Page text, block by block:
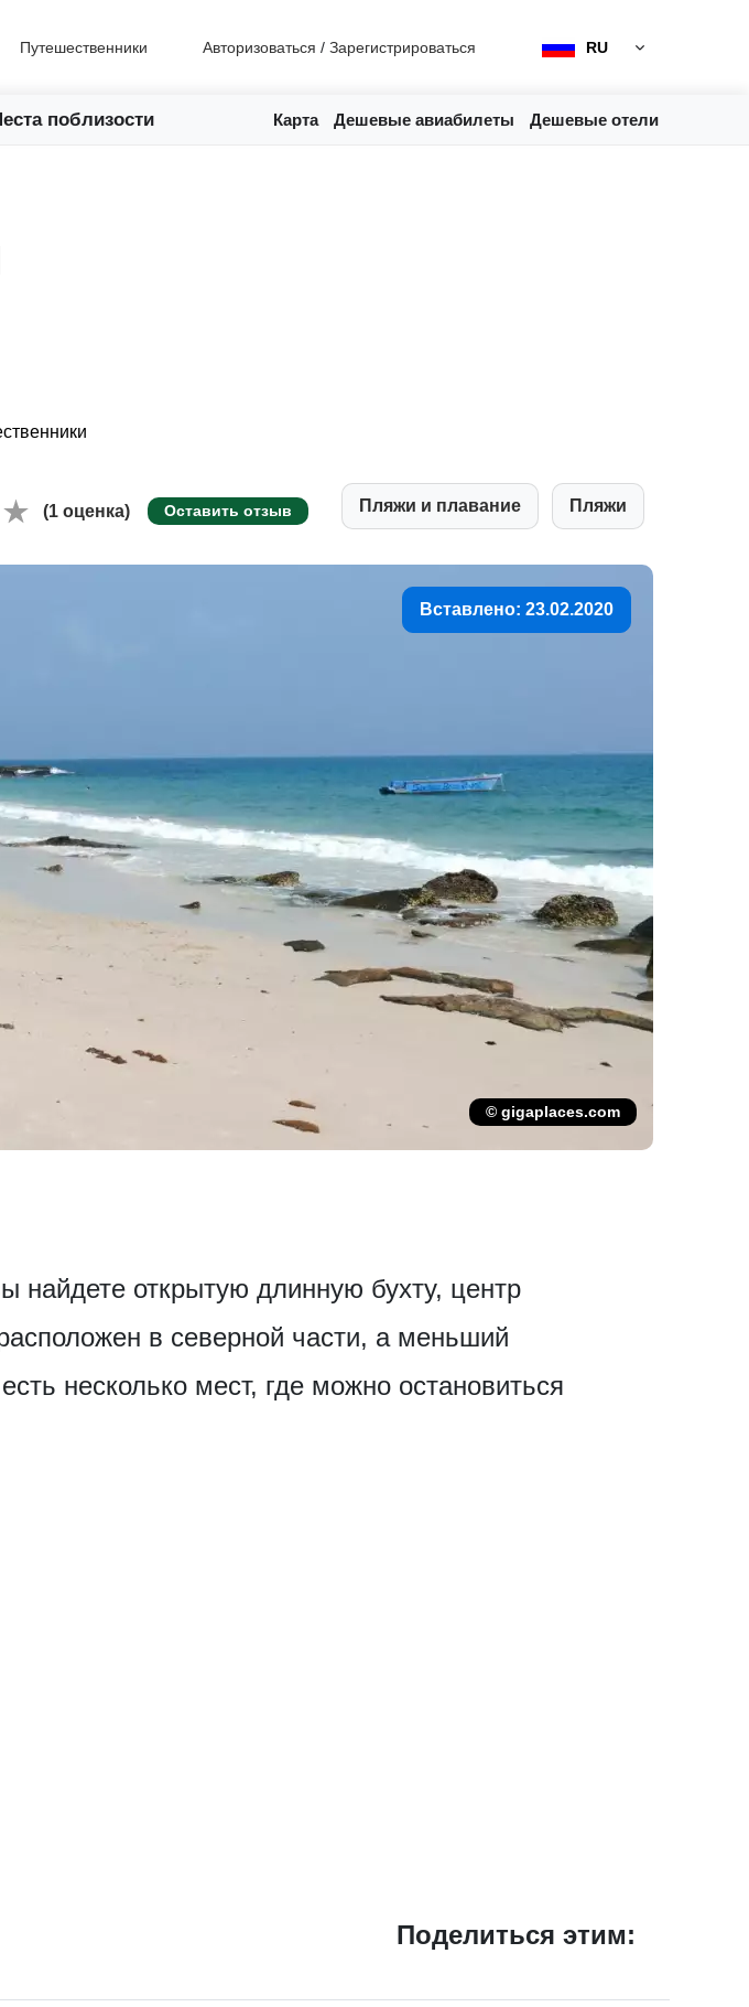
Путешественники Авторизоваться / Зарегистрироваться RU
поблизости Карта Дешевые авиабилеты Дешевые отели
(1 оценка) Оставить отзыв Пляжи и плавание Пляжи
Вставлено: 23.02.2020
© gigaplaces.com
найдете открытую длинную бухту, центр
в северной части, а меньший
несколько мест, где можно остановиться
Поделиться этим: